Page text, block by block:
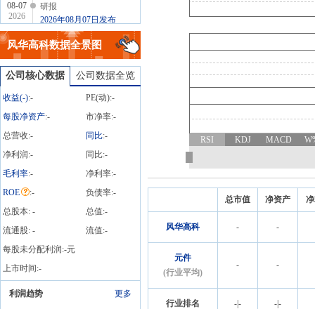
08-07
2026
研报
2026年08月07日发布
《MLCC领军企业，AI服
务器和电车助增长》研报
风华高科数据全景图
公司核心数据 公司数据全览
收益(-):- PE(动):-
每股净资产:- 市净率:-
总营收:- 同比:-
净利润:- 同比:-
毛利率:- 净利率:-
ROE
:- 负债率:-
总股本: - 总值:-
流通股: - 流值:-
每股未分配利润:-元
上市时间:-
利润趋势 更多
RSI KDJ MACD
总市值 净资产
风华高科 - -
元件
(行业平均)
- -
行业排名 -- --